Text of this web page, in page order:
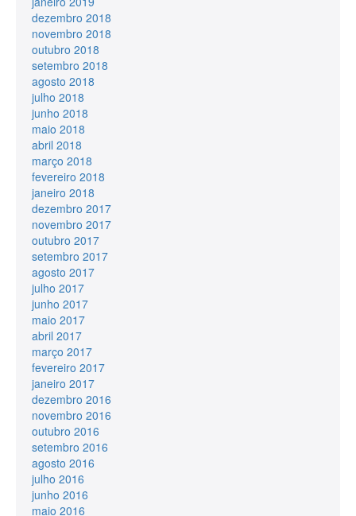
dezembro 2018
novembro 2018
outubro 2018
setembro 2018
agosto 2018
julho 2018
junho 2018
maio 2018
abril 2018
março 2018
fevereiro 2018
janeiro 2018
dezembro 2017
novembro 2017
outubro 2017
setembro 2017
agosto 2017
julho 2017
junho 2017
maio 2017
abril 2017
março 2017
fevereiro 2017
janeiro 2017
dezembro 2016
novembro 2016
outubro 2016
setembro 2016
agosto 2016
julho 2016
junho 2016
maio 2016